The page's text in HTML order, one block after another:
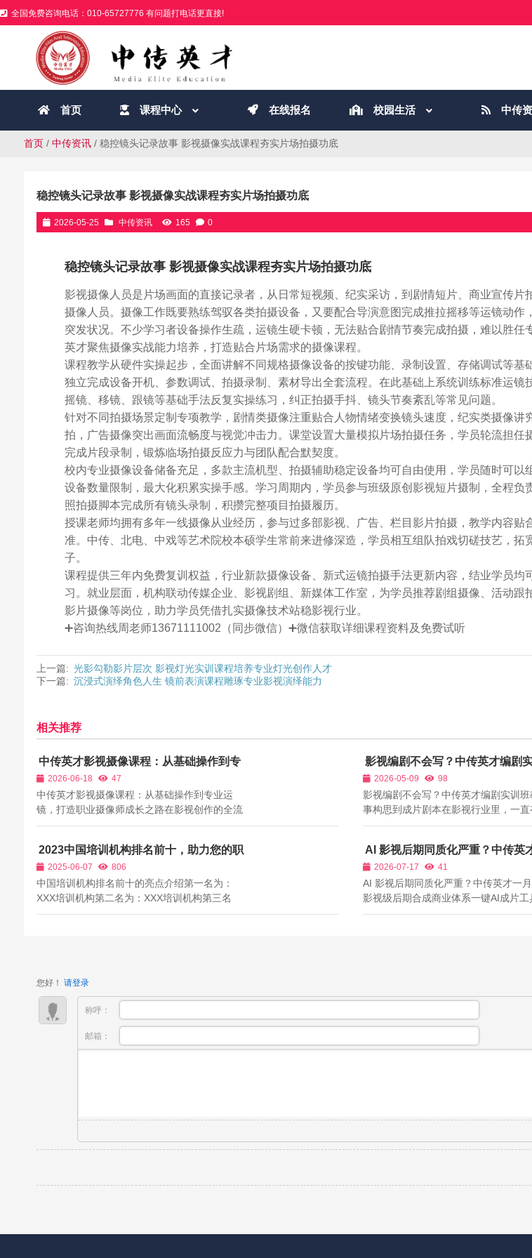
全国免费咨询电话：010-65727776 有问题打电话更直接!
首页 课程中心 在线报名 校园生活 中传
首页/ 中传资讯/ 稳控镜头记录故事 影视摄像实战课程夯实片场拍摄功底
稳控镜头记录故事 影视摄像实战课程夯实片场拍摄功底
2026-05-25 中传资讯 165 0
稳控镜头记录故事 影视摄像实战课程夯实片场拍摄功底
影视摄像人员是片场画面的直接记录者，从日常短视频、纪实采访，到剧情短片、商业宣传片
摄像人员。摄像工作既要熟练驾驭各类拍摄设备，又要配合导演意图完成推拉摇移等运镜动作
突发状况。不少学习者设备操作生疏，运镜生硬卡顿，无法贴合剧情节奏完成拍摄，难以胜任
英才聚焦摄像实战能力培养，打造贴合片场需求的摄像课程。
课程教学从硬件实操起步，全面讲解不同规格摄像设备的按键功能、录制设置、存储调试等基
独立完成设备开机、参数调试、拍摄录制、素材导出全套流程。在此基础上系统训练标准运镜
摇镜、移镜、跟镜等基础手法反复实操练习，纠正拍摄手抖、镜头节奏紊乱等常见问题。
针对不同拍摄场景定制专项教学，剧情类摄像注重贴合人物情绪变换镜头速度，纪实类摄像讲
拍，广告摄像突出画面流畅度与视觉冲击力。课堂设置大量模拟片场拍摄任务，学员轮流担任
完成片段录制，锻炼临场拍摄反应力与团队配合默契度。
校内专业摄像设备储备充足，多款主流机型、拍摄辅助稳定设备均可自由使用，学员随时可以
设备数量限制，最大化积累实操手感。学习周期内，学员参与班级原创影视短片摄制，全程负
照拍摄脚本完成所有镜头录制，积攒完整项目拍摄履历。
授课老师均拥有多年一线摄像从业经历，参与过多部影视、广告、栏目影片拍摄，教学内容贴
准。中传、北电、中戏等艺术院校本硕学生常前来进修深造，学员相互组队拍戏切磋技艺，拓
子。
课程提供三年内免费复训权益，行业新款摄像设备、新式运镜拍摄手法更新内容，结业学员均
习。就业层面，机构联动传媒企业、影视剧组、新媒体工作室，为学员推荐剧组摄像、活动跟
影片摄像等岗位，助力学员凭借扎实摄像技术站稳影视行业。
➕咨询热线周老师13671111002（同步微信）➕微信获取详细课程资料及免费试听
上一篇: 光影勾勒影片层次 影视灯光实训课程培养专业灯光创作人才
下一篇: 沉浸式演绎角色人生 镜前表演课程雕琢专业影视演绎能力
相关推荐
中传英才影视摄像课程：从基础操作到专
业运镜，打造职业摄像师成长之路
2026-06-18 47
中传英才影视摄像课程：从基础操作到专业运
镜，打造职业摄像师成长之路在影视创作的全流
程中，摄像师始终是连接创作构想与最终画面的
摄像师的镜头，转化为具体的动态画面；摄影指
导的所有画面设计，都需要通过摄像师的精...
影视编剧不会写？中传英才编剧
你从故事构思到成片剧本
2026-05-09 98
影视编剧不会写？中传英才编剧实训班
事构思到成片剧本在影视行业里，一直
话：剧本，一剧之本。无论导演多厉
就失去灵魂。因此，编剧是影视行业最
代、最具长期价值的岗位。 但现实中，
2023中国培训机构排名前十，助力您的职
业发展
2025-06-07 806
中国培训机构排名前十的亮点介绍第一名为：
XXX培训机构第二名为：XXX培训机构第三名
为：XXX培训机构第四名为：XXX培训机构第五
AI 影视后期同质化严重？中传英
程打造影视级后期合成商业体系
2026-07-17 41
AI 影视后期同质化严重？中传英才一
影视级后期合成商业体系一键AI成片工
低后期入门门槛，但也造成全行业AI
您好！ 请登录
称呼：
邮箱：